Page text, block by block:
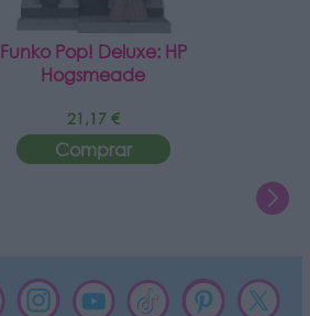
Funko Pop! Deluxe: HP
Hogsmeade
21,17 €
Comprar